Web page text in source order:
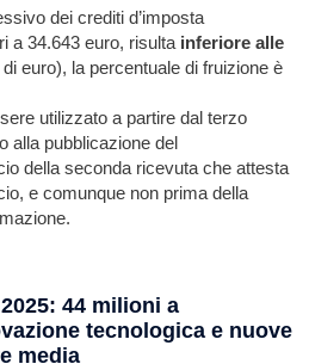
dei crediti d’imposta
a 34.643 euro, risulta inferiore alle
euro), la percentuale di fruizione è
utilizzato a partire dal terzo
alla pubblicazione del
della seconda ricevuta che attesta
e comunque non prima della
44 milioni a
tecnologica e nuove
media